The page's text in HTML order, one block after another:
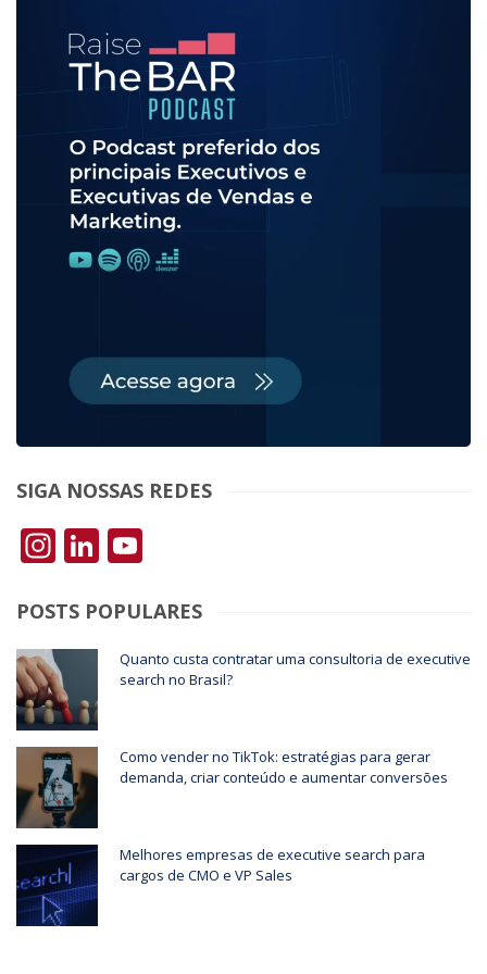
SIGA NOSSAS REDES
Instagram
LinkedIn
POSTS POPULARES
Quanto custa contratar uma consultoria de executive
search no Brasil?
Como vender no TikTok: estratégias para gerar
demanda, criar conteúdo e aumentar conversões
Melhores empresas de executive search para
cargos de CMO e VP Sales